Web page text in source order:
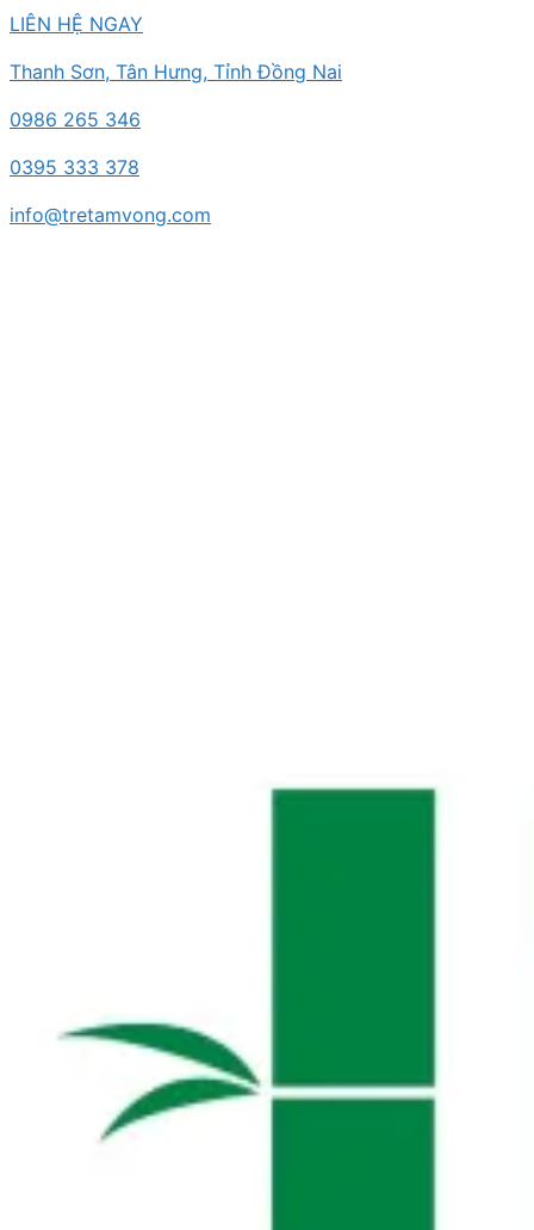
Chuyển
nội
dung
LIÊN HỆ NGAY
Thanh Sơn, Tân Hưng, Tỉnh Đồng Nai
0986 265 346
0395 333 378
info@tretamvong.com